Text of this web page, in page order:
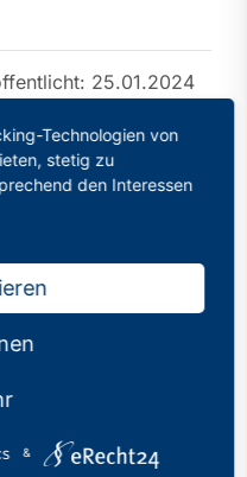
25.01.2024
eines Jahres
Vorgaben
Westfalen
Technologien von
stetig zu
den Interessen
&